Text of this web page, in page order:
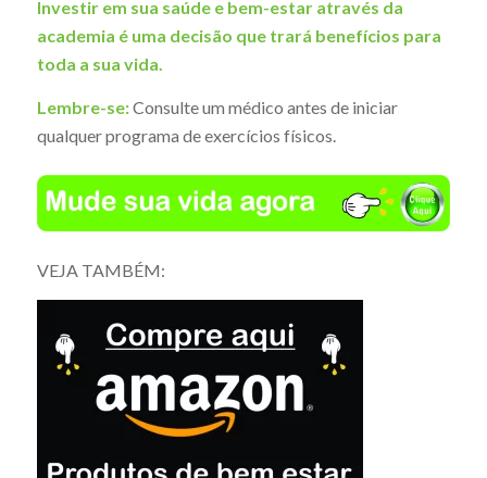
Investir em sua saúde e bem-estar através da
academia é uma decisão que trará benefícios para
toda a sua vida.
Lembre-se:Consulte um médico antes de iniciar
qualquer programa de exercícios físicos.
VEJA TAMBÉM: